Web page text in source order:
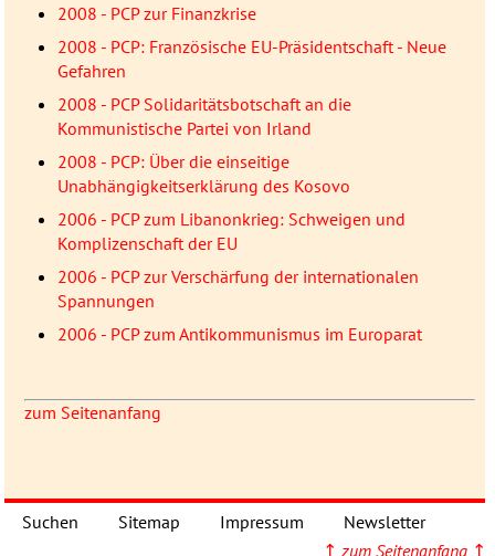
2008 - PCP zur Finanzkrise
2008 - PCP: Französische EU-Präsidentschaft - Neue
Gefahren
2008 - PCP Solidaritätsbotschaft an die
Kommunistische Partei von Irland
2008 - PCP: Über die einseitige
Unabhängigkeitserklärung des Kosovo
2006 - PCP zum Libanonkrieg: Schweigen und
Komplizenschaft der EU
2006 - PCP zur Verschärfung der internationalen
Spannungen
2006 - PCP zum Antikommunismus im Europarat
zum Seitenanfang
↑ zum Seitenanfang ↑
Suchen Sitemap Impressum Newsletter